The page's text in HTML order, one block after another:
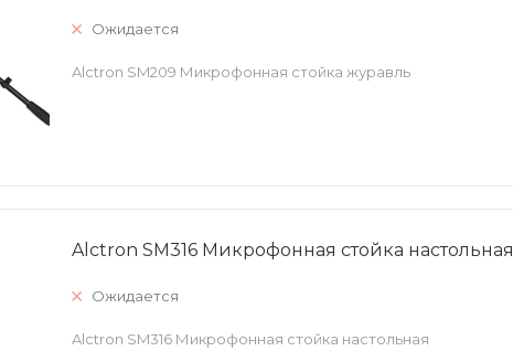
Ожидается
Alctron SM209 Микрофонная стойка журавль
Alctron SM316 Микрофонная стойка настольная
Ожидается
Alctron SM316 Микрофонная стойка настольная